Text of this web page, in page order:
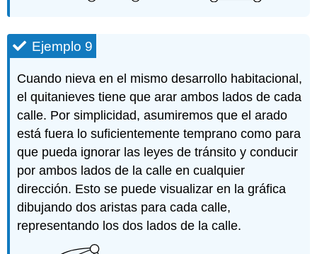
Ejemplo 9
Cuando nieva en el mismo desarrollo habitacional,
el quitanieves tiene que arar ambos lados de cada
calle. Por simplicidad, asumiremos que el arado
está fuera lo suficientemente temprano como para
que pueda ignorar las leyes de tránsito y conducir
por ambos lados de la calle en cualquier
dirección. Esto se puede visualizar en la gráfica
dibujando dos aristas para cada calle,
representando los dos lados de la calle.